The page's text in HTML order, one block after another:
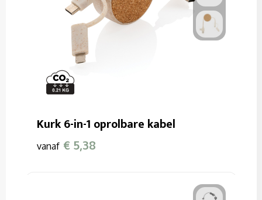
Kurk 6-in-1 oprolbare kabel
vanaf € 5,38